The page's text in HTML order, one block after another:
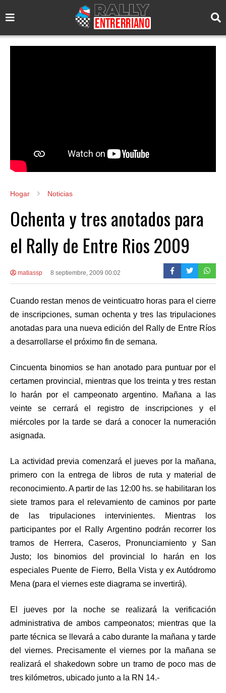
Hogar Noticias
Ochenta y tres anotados para
el Rally de Entre Rios 2009
matiassp 8 septiembre, 2009 00:02
Cuando restan menos de veinticuatro horas para el cierre
de inscripciones, suman ochenta y tres las tripulaciones
anotadas para una nueva edición del Rally de Entre Ríos
a desarrollarse el próximo fin de semana.
Cincuenta binomios se han anotado para puntuar por el
certamen provincial, mientras que los treinta y tres restan
lo harán por el campeonato argentino. Mañana a las
veinte se cerrará el registro de inscripciones y el
miércoles por la tarde se dará a conocer la numeración
asignada.
La actividad previa comenzará el jueves por la mañana,
primero con la entrega de libros de ruta y material de
reconocimiento. A partir de las 12:00 hs. se habilitaran los
siete tramos para el relevamiento de caminos por parte
de las tripulaciones intervinientes. Mientras los
participantes por el Rally Argentino podrán recorrer los
tramos de Herrera, Caseros, Pronunciamiento y San
Justo; los binomios del provincial lo harán en los
especiales Puente de Fierro, Bella Vista y ex Autódromo
Mena (para el viernes este diagrama se invertirá).
El jueves por la noche se realizará la verificación
administrativa de ambos campeonatos; mientras que la
parte técnica se llevará a cabo durante la mañana y tarde
del viernes. Precisamente el viernes por la mañana se
realizará el shakedown sobre un tramo de poco mas de
tres kilómetros, ubicado junto a la RN 14.-